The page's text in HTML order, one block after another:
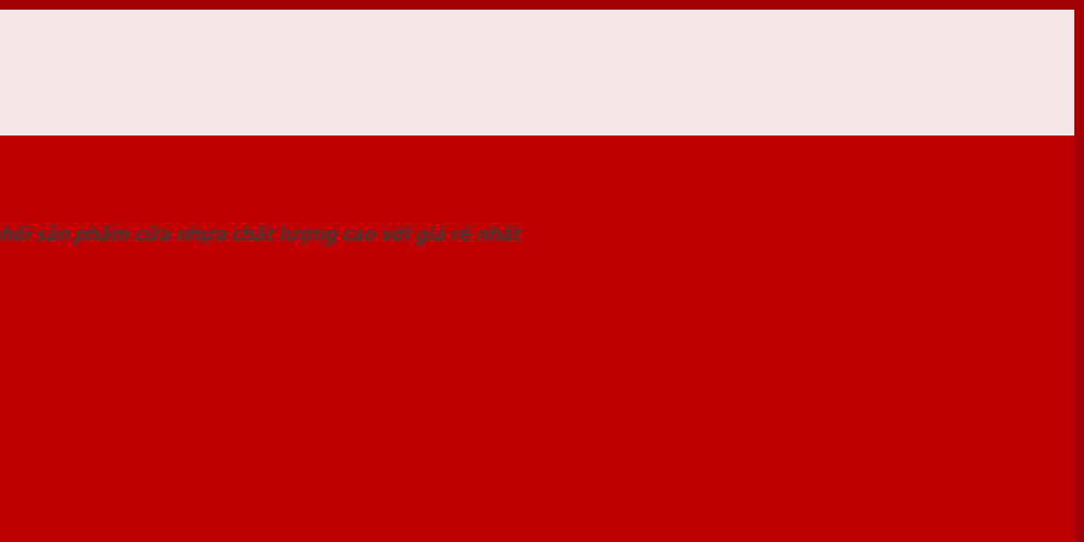
sản phẩm cửa nhựa chất lượng cao với giá rẻ nhất